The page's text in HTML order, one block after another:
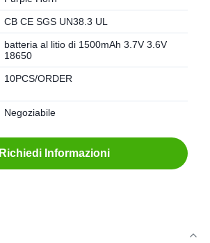
CB CE SGS UN38.3 UL
batteria al litio di 1500mAh 3.7V 3.6V
18650
10PCS/ORDER
Negoziabile
Richiedi Informazioni